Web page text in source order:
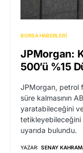
BORSA HABERLERI
JPMorgan:
500’ü %15
JPMorgan, petrol
süre kalmasının
yaratabileceğini
tetikleyebileceğini
uyarıda bulundu.
YAZAR: SENAY